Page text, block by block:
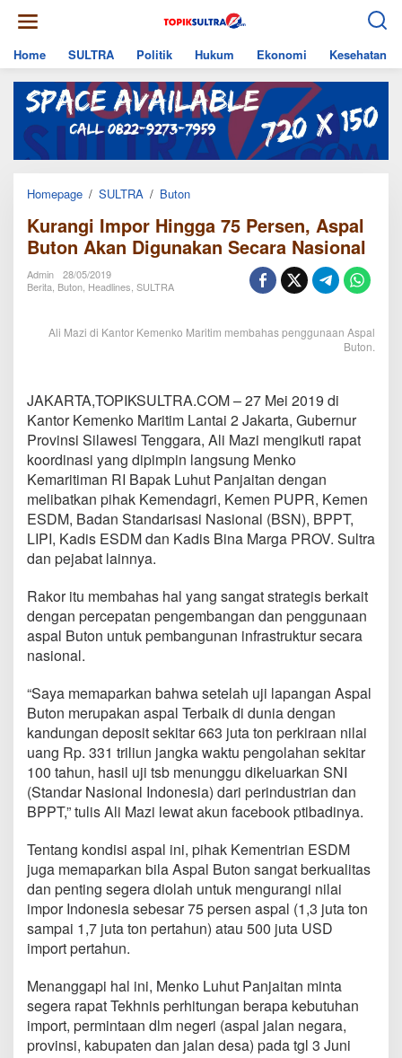
content
Home
SULTRA Politik Hukum Ekonomi Kesehatan
Homepage / SULTRA / ButonKurangi
Hingga
75
Persen,
Nasional
Kurangi Impor Hingga 75 Persen, Aspal
Buton Akan Digunakan Secara Nasional
Admin
28/05/2019
Berita Buton Headlines SULTRA
Ali Mazi di Kantor Kemenko Maritim membahas penggunaan Aspal
Buton.
JAKARTA,TOPIKSULTRA.COM – 27 Mei 2019 di
Kantor Kemenko Maritim Lantai 2 Jakarta, Gubernur
Provinsi Silawesi Tenggara, Ali Mazi mengikuti rapat
koordinasi yang dipimpin langsung Menko
Kemaritiman RI Bapak Luhut Panjaitan dengan
melibatkan pihak Kemendagri, Kemen PUPR, Kemen
ESDM, Badan Standarisasi Nasional (BSN), BPPT,
LIPI, Kadis ESDM dan Kadis Bina Marga PROV. Sultra
dan pejabat lainnya.
Rakor itu membahas hal yang sangat strategis berkait
dengan percepatan pengembangan dan penggunaan
aspal Buton untuk pembangunan infrastruktur secara
nasional.
“Saya memaparkan bahwa setelah uji lapangan Aspal
Buton merupakan aspal Terbaik di dunia dengan
kandungan deposit sekitar 663 juta ton perkiraan nilai
uang Rp. 331 triliun jangka waktu pengolahan sekitar
100 tahun, hasil uji tsb menunggu dikeluarkan SNI
(Standar Nasional Indonesia) dari perindustrian dan
BPPT,” tulis Ali Mazi lewat akun facebook ptibadinya.
Tentang kondisi aspal ini, pihak Kementrian ESDM
juga memaparkan bila Aspal Buton sangat berkualitas
dan penting segera diolah untuk mengurangi nilai
impor Indonesia sebesar 75 persen aspal (1,3 juta ton
sampai 1,7 juta ton pertahun) atau 500 juta USD
import pertahun.
Menanggapi hal ini, Menko Luhut Panjaitan minta
segera rapat Tekhnis perhitungan berapa kebutuhan
import, permintaan dlm negeri (aspal jalan negara,
provinsi, kabupaten dan jalan desa) pada tgl 3 Juni